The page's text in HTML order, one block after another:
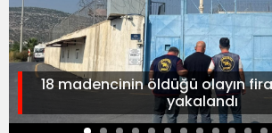
18 madencinin öldüğü olayın
yakalandı